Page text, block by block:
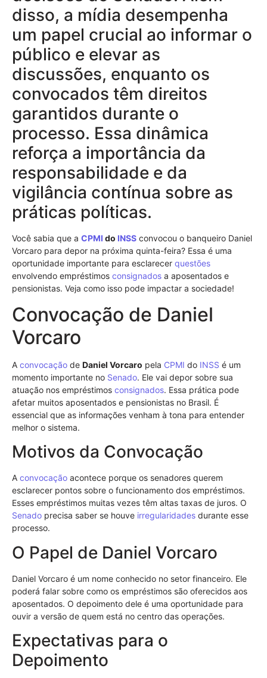
disso, a mídia desempenha
um papel crucial ao informar o
público e elevar as
discussões, enquanto os
convocados têm direitos
garantidos durante o
processo. Essa dinâmica
reforça a importância da
responsabilidade e da
vigilância contínua sobre as
práticas políticas.
Você sabia que a CPMI do INSS convocou o banqueiro Daniel
Vorcaro para depor na próxima quinta-feira? Essa é uma
oportunidade importante para esclarecer questões
envolvendo empréstimos consignados a aposentados e
pensionistas. Veja como isso pode impactar a sociedade!
Convocação de Daniel
Vorcaro
A convocação de Daniel Vorcaro pela CPMI do INSS é um
momento importante no Senado. Ele vai depor sobre sua
atuação nos empréstimos consignados. Essa prática pode
afetar muitos aposentados e pensionistas no Brasil. É
essencial que as informações venham à tona para entender
melhor o sistema.
Motivos da Convocação
A convocação acontece porque os senadores querem
esclarecer pontos sobre o funcionamento dos empréstimos.
Esses empréstimos muitas vezes têm altas taxas de juros. O
Senado precisa saber se houve irregularidades durante esse
processo.
O Papel de Daniel Vorcaro
Daniel Vorcaro é um nome conhecido no setor financeiro. Ele
poderá falar sobre como os empréstimos são oferecidos aos
aposentados. O depoimento dele é uma oportunidade para
ouvir a versão de quem está no centro das operações.
Expectativas para o
Depoimento